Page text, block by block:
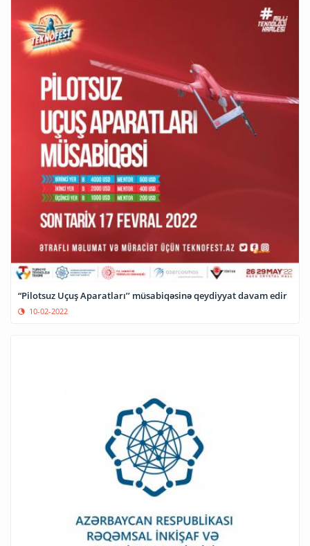
“Pilotsuz Uçuş Aparatları’’ müsabiqəsinə qeydiyyat davam edir
10-02-2022